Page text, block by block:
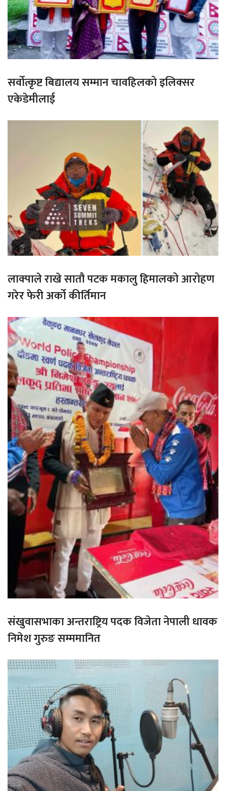
सर्वोत्कृष्ट बिद्यालय सम्मान चावहिलको इलिक्सर
एकेडेमीलाई
लाक्पाले राखे सातौ पटक मकालु हिमालको आरोहण
गरेर फेरी अर्को कीर्तिमान
संखुवासभाका अन्तराष्ट्रिय पदक विजेता नेपाली धावक
निमेश गुरुङ सम्ममानित